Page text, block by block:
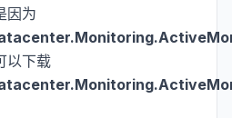
因为
以下载